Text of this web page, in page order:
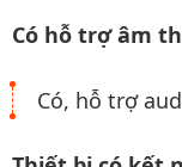
Có hỗ trợ âm
Có, hỗ trợ